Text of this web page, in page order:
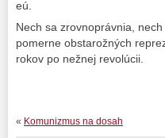
eú.
Nech sa zrovnoprávnia,
pomerne obstarožných
rokov po nežnej revolúcii.
« Komunizmus na dosah